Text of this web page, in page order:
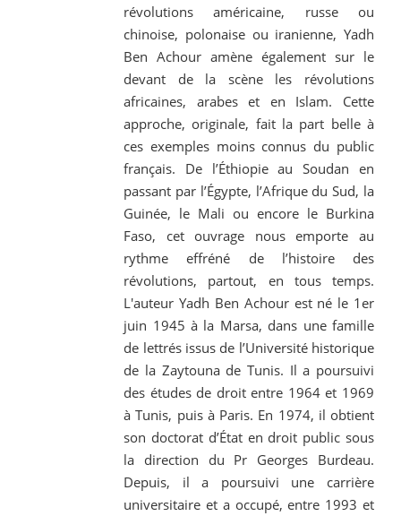
révolutions américaine, russe ou
chinoise, polonaise ou iranienne, Yadh
Ben Achour amène également sur le
devant de la scène les révolutions
africaines, arabes et en Islam. Cette
approche, originale, fait la part belle à
ces exemples moins connus du public
français. De l’Éthiopie au Soudan en
passant par l’Égypte, l’Afrique du Sud, la
Guinée, le Mali ou encore le Burkina
Faso, cet ouvrage nous emporte au
rythme effréné de l’histoire des
révolutions, partout, en tous temps.
L'auteur Yadh Ben Achour est né le 1er
juin 1945 à la Marsa, dans une famille
de lettrés issus de l’Université historique
de la Zaytouna de Tunis. Il a poursuivi
des études de droit entre 1964 et 1969
à Tunis, puis à Paris. En 1974, il obtient
son doctorat d’État en droit public sous
la direction du Pr Georges Burdeau.
Depuis, il a poursuivi une carrière
universitaire et a occupé, entre 1993 et